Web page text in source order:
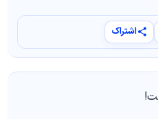
اشتراک